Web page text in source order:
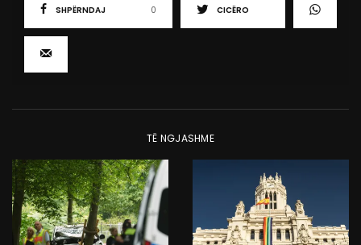
SHPËRNDAJ 0 CICËRO
TË NGJASHME